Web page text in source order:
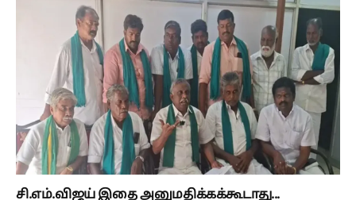
சி.எம்.விஜய் இதை அனுமதிக்கக்கூடாது...